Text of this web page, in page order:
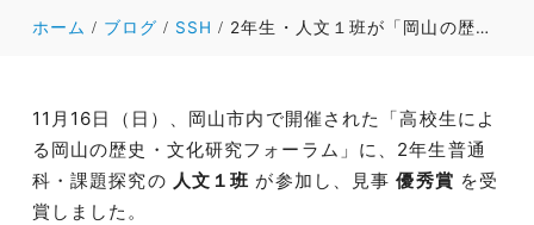
ホーム ブログ SSH 2年生・人文１班が「岡山の歴史・文化研究フォーラム」で優秀賞を受賞！
11月16日（日）、岡山市内で開催された「高校生によ
る岡山の歴史・文化研究フォーラム」に、2年生普通
科・課題探究の 人文１班 が参加し、見事優秀賞 を受
賞しました。